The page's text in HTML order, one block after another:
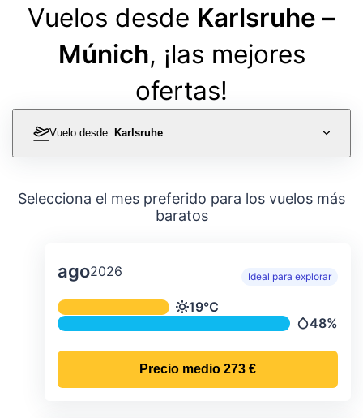
Vuelos desde Karlsruhe –
Múnich, ¡las mejores
ofertas!
Vuelo desde: Karlsruhe
Selecciona el mes preferido para los vuelos más
baratos
ago2026 Ideal para explorar
Temperatura y precipitación media
Temperatura
19°C
48%
Precio medio 273 €